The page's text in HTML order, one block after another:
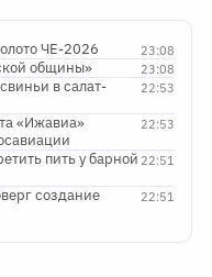
23:08
ЧЕ-2026
23:08
общины»
22:53
в салат-
22:53
«Ижавиа»
22:51
пить у барной
22:51
создание